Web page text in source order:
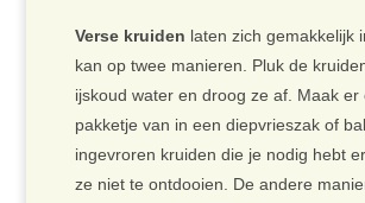
Verse kruiden laten zich gemakkelijk
kan op twee manieren. Pluk de
ijskoud water en droog ze af. Maak er
pakketje van in een diepvrieszak of
ingevroren kruiden die je nodig hebt
ze niet te ontdooien. De andere